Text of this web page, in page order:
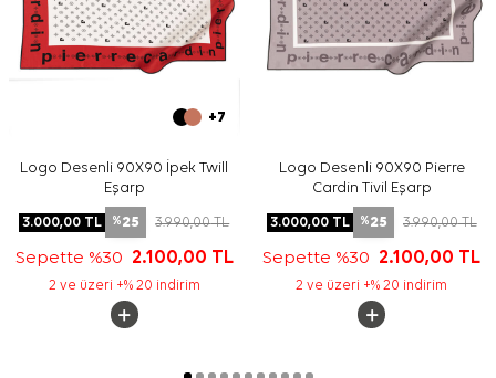
+7
Logo Desenli 90X90 İpek Twill
Eşarp
3.000,00 TL %25 3.990,00TL
Sepette %30 2.100,00 TL
2 ve üzeri +% 20 indirim
Logo Desenli 90X90 Pierre
Cardin Tivil Eşarp
3.000,00TL %25 3.990,00TL
Sepette %30 2.100,00 TL
2 ve üzeri +% 20 indirim